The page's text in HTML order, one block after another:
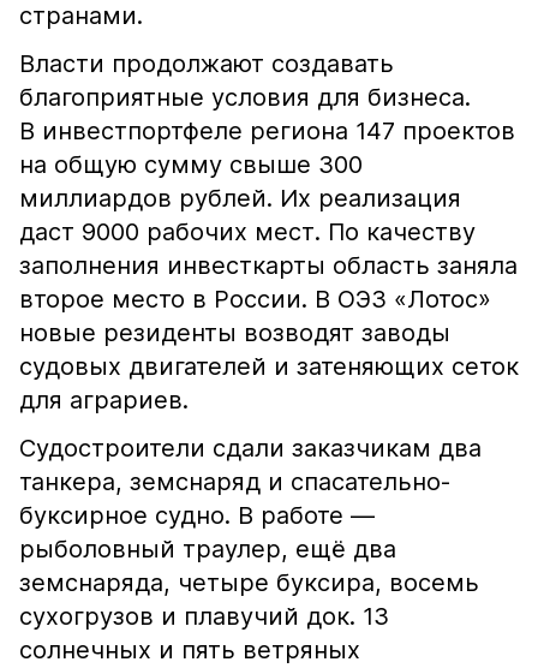
странами.
Власти продолжают создавать
благоприятные условия для бизнеса.
В инвестпортфеле региона 147 проектов
на общую сумму свыше 300
миллиардов рублей. Их реализация
даст 9000 рабочих мест. По качеству
заполнения инвесткарты область заняла
второе место в России. В ОЭЗ «Лотос»
новые резиденты возводят заводы
судовых двигателей и затеняющих сеток
для аграриев.
Судостроители сдали заказчикам два
танкера, земснаряд и спасательно-
буксирное судно. В работе —
рыболовный траулер, ещё два
земснаряда, четыре буксира, восемь
сухогрузов и плавучий док. 13
солнечных и пять ветряных